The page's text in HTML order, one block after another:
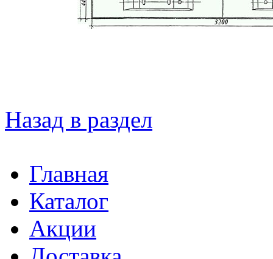
Назад в раздел
Главная
Каталог
Акции